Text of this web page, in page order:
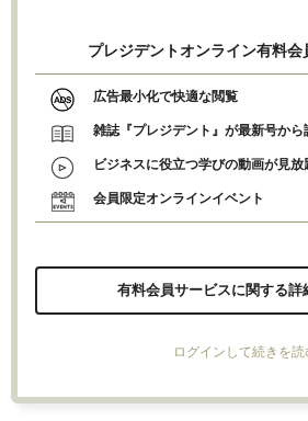
プレジデントオンライン有料会
広告最小化で快適な閲覧
雑誌『プレジデント』が最新号から
ビジネスに役立つ学びの動画が見放
会員限定オンラインイベント
有料会員サービスに関する詳
ログインして続きを読